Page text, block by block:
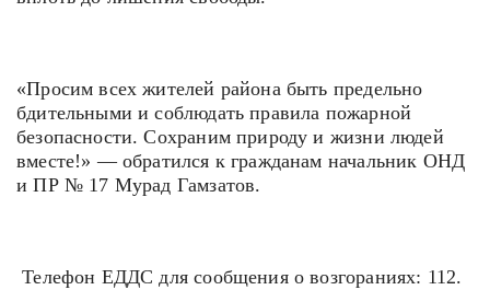
«Просим всех жителей района быть предельно
бдительными и соблюдать правила пожарной
безопасности. Сохраним природу и жизни людей
вместе!» — обратился к гражданам начальник ОНД
и ПР № 17 Мурад Гамзатов.
Телефон ЕДДС для сообщения о возгораниях: 112.